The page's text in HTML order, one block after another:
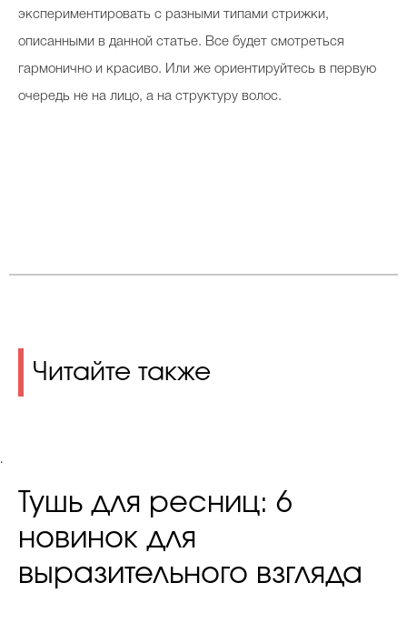
экспериментировать с разными типами стрижки,
описанными в данной статье. Все будет смотреться
гармонично и красиво. Или же ориентируйтесь в первую
очередь не на лицо, а на структуру волос.
Читайте также
.
Тушь для ресниц: 6
новинок для
выразительного взгляда